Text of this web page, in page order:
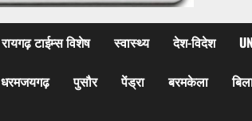
रायगढ़ टाईम्स विशेष स्वास्थ्य देश-विदेश
धरमजयगढ़ पुसौर पेंड्रा बरमकेला